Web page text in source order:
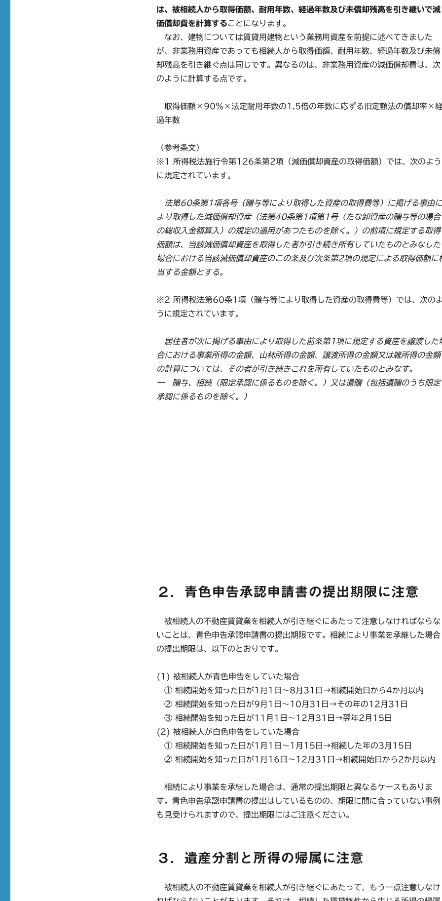
は、被相続人から取得価額、耐用年数、経過年数及び未償却残高を引き継いで減
価償却費を計算することになります。
なお、建物については賃貸用建物という業務用資産を前提に述べてきました
が、非業務用資産であっても相続人から取得価額、耐用年数、経過年数及び未償
却残高を引き継ぐ点は同じです。異なるのは、非業務用資産の減価償却費は、次
のように計算する点です。
取得価額×90％×法定耐用年数の1.5倍の年数に応ずる旧定額法の償却率×
過年数
（参考条文）
※1 所得税法施行令第126条第2項（減価償却資産の取得価額）では、次のよう
に規定されています。
法第60条第1項各号（贈与等により取得した資産の取得費等）に掲げる事由に
より取得した減価償却資産（法第40条第1項第1号（たな卸資産の贈与等の場合
の総収入金額算入）の規定の適用があつたものを除く。）の前項に規定する取得
価額は、当該減価償却資産を取得した者が引き続き所有していたものとみなした
場合における当該減価償却資産のこの条及び次条第2項の規定による取得価額に
当する金額とする。
※2 所得税法第60条1項（贈与等により取得した資産の取得費等）では、次の
うに規定されています。
居住者が次に掲げる事由により取得した前条第1項に規定する資産を譲渡した
合における事業所得の金額、山林所得の金額、譲渡所得の金額又は雑所得の金額
の計算については、その者が引き続きこれを所有していたものとみなす。
一 贈与、相続（限定承認に係るものを除く。）又は遺贈（包括遺贈のうち限定
承認に係るものを除く。）
２．青色申告承認申請書の提出期限に注意
被相続人の不動産賃貸業を相続人が引き継ぐにあたって注意しなければならな
いことは、青色申告承認申請書の提出期限です。相続により事業を承継した場合
の提出期限は、以下のとおりです。
(1) 被相続人が青色申告をしていた場合
① 相続開始を知った日が1月1日～8月31日→相続開始日から4か月以内
② 相続開始を知った日が9月1日～10月31日→その年の12月31日
③ 相続開始を知った日が11月1日～12月31日→翌年2月15日
(2) 被相続人が白色申告をしていた場合
① 相続開始を知った日が1月1日～1月15日→相続した年の3月15日
② 相続開始を知った日が1月16日～12月31日→相続開始日から2か月以内
相続により事業を承継した場合は、通常の提出期限と異なるケースもありま
す。青色申告承認申請書の提出はしているものの、期限に間に合っていない事例
も見受けられますので、提出期限にはご注意ください。
３．遺産分割と所得の帰属に注意
被相続人の不動産賃貸業を相続人が引き継ぐにあたって、もう一点注意しなけ